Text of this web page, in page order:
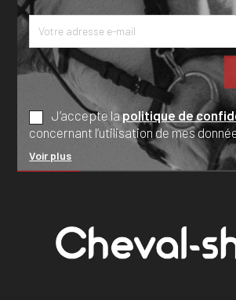
J’accepte lapolitique de
concernant l’utilisation de mes
Voir plus